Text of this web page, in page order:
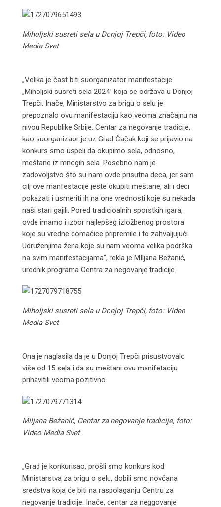
Miholjski susreti sela u Donjoj Trepči, foto: Video
Media Svet
„Velika je čast biti suorganizator manifestacije
„Miholjski susreti sela 2024” koja se održava u Donjoj
Trepči. Inače, Ministarstvo za brigu o selu je
prepoznalo ovu manifestaciju kao veoma značajnu na
nivou Republike Srbije. Centar za negovanje tradicije,
kao suorganizaor je uz Grad Čačak koji se prijavio na
konkurs smo uspeli da okupimo sela, odnosno,
meštane iz mnogih sela. Posebno nam je
zadovoljstvo što su nam ovde prisutna deca, jer sam
cilj ove manfestacije jeste okupiti meštane, ali i deci
pokazati i usmeriti ih na one vrednosti koje su nekada
naši stari gajili. Pored tradicioalnih sporstkih igara,
ovde imamo i izbor najlepšeg izložbenog prostora
koje su vredne domaćice pripremile i to zahvaljujući
Udruženjima žena koje su nam veoma velika podrška
na svim manifestacijama”, rekla je MIljana Bežanić,
urednik programa Centra za negovanje tradicije.
Miholjski susreti sela u Donjoj Trepči, foto: Video
Media Svet
Ona je naglasila da je u Donjoj Trepči prisustvovalo
više od 15 sela i da su meštani ovu manifetaciju
prihavitili veoma pozitivno.
Miljana Bežanić, Centar za negovanje tradicije, foto:
Video Media Svet
„Grad je konkurisao, prošli smo konkurs kod
Ministarstva za brigu o selu, dobili smo novčana
sredstva koja će biti na raspolaganju Centru za
negovanje tradicije. Inače, centar za neggovanje